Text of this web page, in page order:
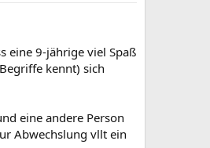
eine 9-jährige viel Spaß
kennt) sich
eine andere Person
Abwechslung vllt ein